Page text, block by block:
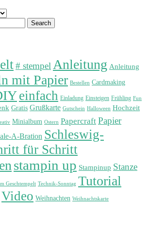
# stempelAnleitung Anleitung
mit Papier Bestellen Cardmaking
einfach Einladung Einsteigen Frühling Fun
Gratis Grußkarte Gutschein Halloween Hochzeit
Minialbum Ostern Papercraft Papier
A-Bration Schleswig-
für Schritt
stampin up Stampinup Stanze
Geschtempelt Technik-Sonntag Tutorial
Video Weihnachten Weihnachtskarte